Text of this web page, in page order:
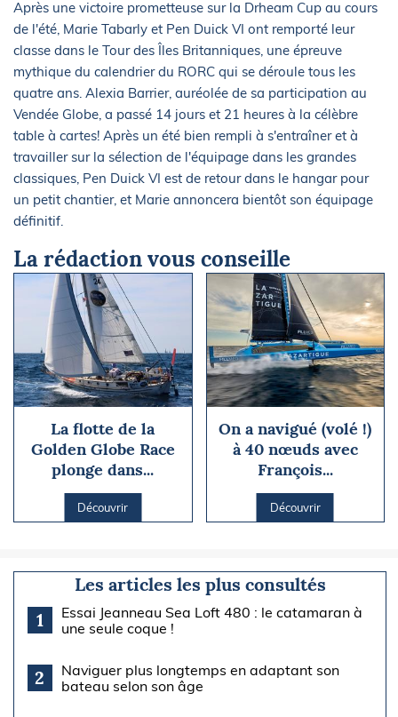
Après une victoire prometteuse sur la Drheam Cup au cours
de l'été, Marie Tabarly et Pen Duick VI ont remporté leur
classe dans le Tour des Îles Britanniques, une épreuve
mythique du calendrier du RORC qui se déroule tous les
quatre ans. Alexia Barrier, auréolée de sa participation au
Vendée Globe, a passé 14 jours et 21 heures à la célèbre
table à cartes! Après un été bien rempli à s'entraîner et à
travailler sur la sélection de l'équipage dans les grandes
classiques, Pen Duick VI est de retour dans le hangar pour
un petit chantier, et Marie annoncera bientôt son équipage
définitif.
La rédaction vous conseille
La flotte de la
Golden Globe Race
plonge dans...
Découvrir
On a navigué (volé !)
à 40 nœuds avec
François...
Découvrir
Les articles les plus consultés
1
Essai Jeanneau Sea Loft 480 : le catamaran à
une seule coque !
2
Naviguer plus longtemps en adaptant son
bateau selon son âge